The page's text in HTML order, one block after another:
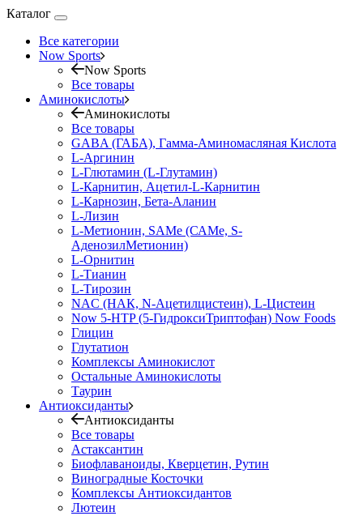
Каталог
Все категории
Now Sports
Now Sports
Все товары
Аминокислоты
Аминокислоты
Все товары
GABA (ГАБА), Гамма-Аминомасляная Кислота
L-Аргинин
L-Глютамин (L-Глутамин)
L-Карнитин, Ацетил-L-Карнитин
L-Карнозин, Бета-Аланин
L-Лизин
L-Метионин, SAMe (САМе, S-
АденозилМетионин)
L-Орнитин
L-Тианин
L-Тирозин
NAC (НАК, N-Ацетилцистеин), L-Цистеин
Now 5-HTP (5-ГидроксиТриптофан) Now Foods
Глицин
Глутатион
Комплексы Аминокислот
Остальные Аминокислоты
Таурин
Антиоксиданты
Антиоксиданты
Все товары
Астаксантин
Биофлаваноиды, Кверцетин, Рутин
Виноградные Косточки
Комплексы Антиоксидантов
Лютеин